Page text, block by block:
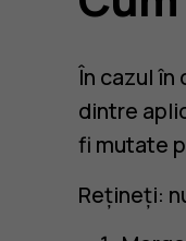
În cazul
dintre
fi mutate
Rețineți: